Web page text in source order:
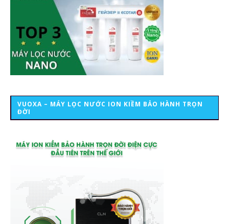
VUOXA – MÁY LỌC NƯỚC ION KIỀM BẢO HÀNH TRỌN
ĐỜI